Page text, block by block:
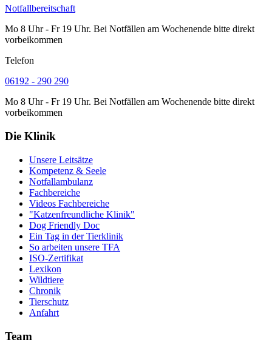
Notfallbereitschaft
Mo 8 Uhr - Fr 19 Uhr. Bei Notfällen am Wochenende bitte direkt
vorbeikommen
Telefon
06192 - 290 290
Mo 8 Uhr - Fr 19 Uhr. Bei Notfällen am Wochenende bitte direkt
vorbeikommen
Die Klinik
Unsere Leitsätze
Kompetenz & Seele
Notfallambulanz
Fachbereiche
Videos Fachbereiche
"Katzenfreundliche Klinik"
Dog Friendly Doc
Ein Tag in der Tierklinik
So arbeiten unsere TFA
ISO-Zertifikat
Lexikon
Wildtiere
Chronik
Tierschutz
Anfahrt
Team